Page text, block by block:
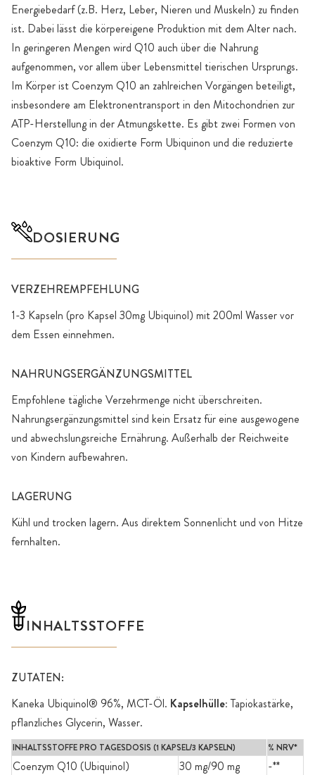
Energiebedarf (z.B. Herz, Leber, Nieren und Muskeln) zu finden
ist. Dabei lässt die körpereigene Produktion mit dem Alter nach.
In geringeren Mengen wird Q10 auch über die Nahrung
aufgenommen, vor allem über Lebensmittel tierischen Ursprungs.
Im Körper ist Coenzym Q10 an zahlreichen Vorgängen beteiligt,
insbesondere am Elektronentransport in den Mitochondrien zur
ATP-Herstellung in der Atmungskette. Es gibt zwei Formen von
Coenzym Q10: die oxidierte Form Ubiquinon und die reduzierte
bioaktive Form Ubiquinol.
DOSIERUNG
VERZEHREMPFEHLUNG
1-3 Kapseln (pro Kapsel 30mg Ubiquinol) mit 200ml Wasser vor
dem Essen einnehmen.
NAHRUNGSERGÄNZUNGSMITTEL
Empfohlene tägliche Verzehrmenge nicht überschreiten.
Nahrungsergänzungsmittel sind kein Ersatz für eine ausgewogene
und abwechslungsreiche Ernährung. Außerhalb der Reichweite
von Kindern aufbewahren.
LAGERUNG
Kühl und trocken lagern. Aus direktem Sonnenlicht und von Hitze
fernhalten.
INHALTSSTOFFE
ZUTATEN:
Kaneka Ubiquinol® 96%, MCT-Öl. Kapselhülle:Tapiokastärke,
pflanzliches Glycerin, Wasser.
INHALTSSTOFFE PRO TAGESDOSIS (1 KAPSEL/3 KAPSELN) % NRV*
Coenzym Q10 (Ubiquinol) 30 mg/90 mg -**